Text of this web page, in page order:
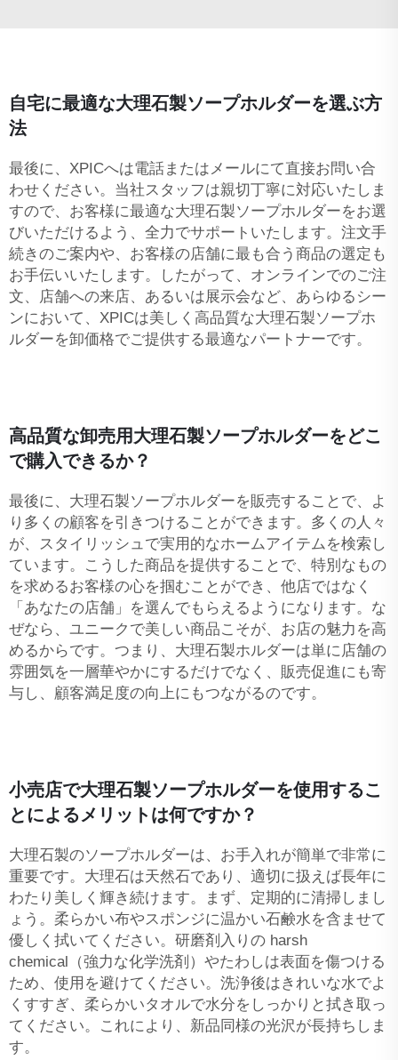
自宅に最適な大理石製ソープホルダーを選ぶ方
法
最後に、XPICへは電話またはメールにて直接お問い合
わせください。当社スタッフは親切丁寧に対応いたしま
すので、お客様に最適な大理石製ソープホルダーをお選
びいただけるよう、全力でサポートいたします。注文手
続きのご案内や、お客様の店舗に最も合う商品の選定も
お手伝いいたします。したがって、オンラインでのご注
文、店舗への来店、あるいは展示会など、あらゆるシー
ンにおいて、XPICは美しく高品質な大理石製ソープホ
ルダーを卸価格でご提供する最適なパートナーです。
高品質な卸売用大理石製ソープホルダーをどこ
で購入できるか？
最後に、大理石製ソープホルダーを販売することで、よ
り多くの顧客を引きつけることができます。多くの人々
が、スタイリッシュで実用的なホームアイテムを検索し
ています。こうした商品を提供することで、特別なもの
を求めるお客様の心を掴むことができ、他店ではなく
「あなたの店舗」を選んでもらえるようになります。な
ぜなら、ユニークで美しい商品こそが、お店の魅力を高
めるからです。つまり、大理石製ホルダーは単に店舗の
雰囲気を一層華やかにするだけでなく、販売促進にも寄
与し、顧客満足度の向上にもつながるのです。
小売店で大理石製ソープホルダーを使用するこ
とによるメリットは何ですか？
大理石製のソープホルダーは、お手入れが簡単で非常に
重要です。大理石は天然石であり、適切に扱えば長年に
わたり美しく輝き続けます。まず、定期的に清掃しまし
ょう。柔らかい布やスポンジに温かい石鹸水を含ませて
優しく拭いてください。研磨剤入りの harsh
chemical（強力な化学洗剤）やたわしは表面を傷つける
ため、使用を避けてください。洗浄後はきれいな水でよ
くすすぎ、柔らかいタオルで水分をしっかりと拭き取っ
てください。これにより、新品同様の光沢が長持ちしま
す。